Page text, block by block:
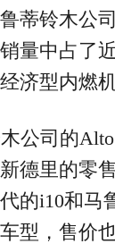
蒂铃木公
量中占了
济型内燃机
公司的
德里的零
的i10和马
型，售价也